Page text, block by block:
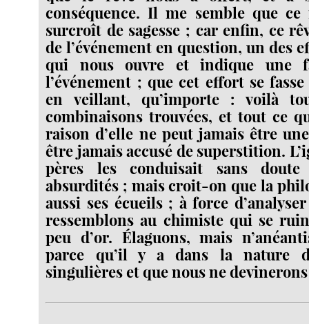
conséquence. Il me semble que ce
surcroît de sagesse ; car enfin, ce
de l’événement en question, un des
qui nous ouvre et indique une
l’événement ; que cet effort se
en veillant, qu’importe : voilà
combinaisons trouvées, et tout ce
raison d’elle ne peut jamais être
être jamais accusé de superstition.
pères les conduisait sans
absurdités ; mais croit-on que la
aussi ses écueils ; à force
ressemblons au chimiste qui se
peu d’or. Élaguons, mais
parce qu’il y a dans la nature
singulières et que nous ne